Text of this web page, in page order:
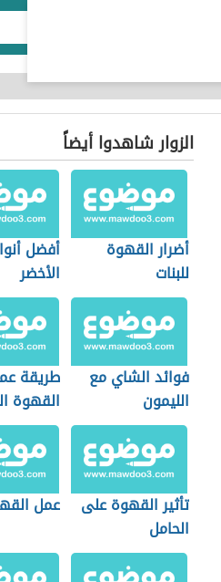
الزوار شاهدوا أيضاً
أضرار القهوة
للبنات
أفضل
الأخضر
فوائد الشاي مع
الليمون
طريقة
القهوة
تأثير القهوة على
الحامل
عمل